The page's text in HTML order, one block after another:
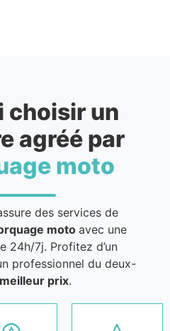
choisir un
agréé par
moto
des services de
motoavec une
24h/7j. Profitez d’un
professionnel du deux-
prix.